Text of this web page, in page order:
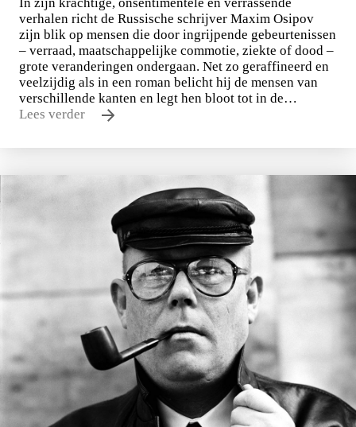
verhalen richt de Russische schrijver Maxim Osipov
zijn blik op mensen die door ingrijpende gebeurtenissen
– verraad, maatschappelijke commotie, ziekte of dood –
grote veranderingen ondergaan. Net zo geraffineerd en
veelzijdig als in een roman belicht hij de mensen van
verschillende kanten en legt hen bloot tot in de…
Lees verder